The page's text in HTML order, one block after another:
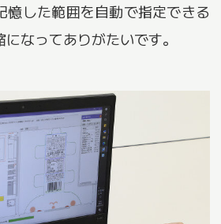
憶した範囲を自動で指定できる
なってありがたいです。